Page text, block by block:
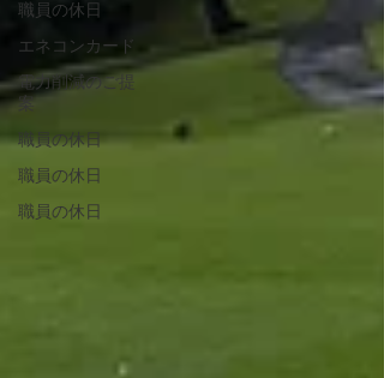
職員の休日
エネコンカード
電力削減のご提
案
職員の休日
職員の休日
職員の休日